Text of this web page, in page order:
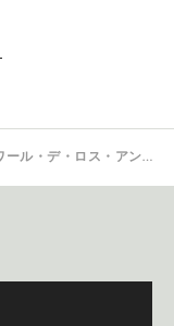
KKグラン・テロワール・デ・ロス・アンデス シャルドネ2016